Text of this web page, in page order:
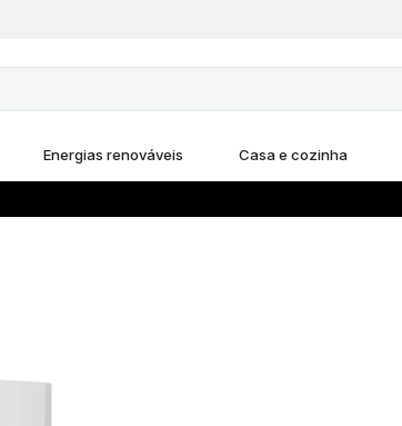
Energias renováveis Casa e cozinha